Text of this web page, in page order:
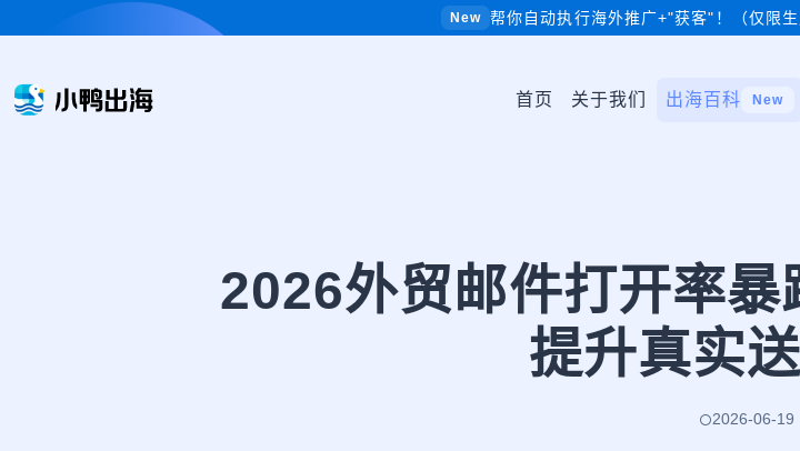
New 帮你自动执行海外推广+"获客"！（仅限
首页 关于我们 出海百科 New
2026外贸邮件打开率
提升真实
2026-06-19